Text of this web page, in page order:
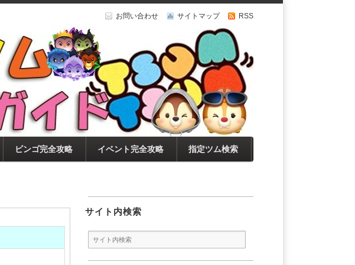
お問い合わせ サイトマップ RSS
イド
アップ・
ツムを12
ビンゴ完全攻略 イベント完全攻略 指定ツム検索
サイト内検索